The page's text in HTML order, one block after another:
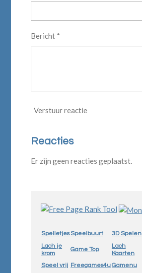
Bericht *
Verstuur reactie
Reacties
Er zijn geen reacties geplaatst.
SpelletjesSpeelbuurt 3D Spelen
Lach je
krom
Game Top
Lach
Kaarten
Speel vrij Freegames4uGamenu